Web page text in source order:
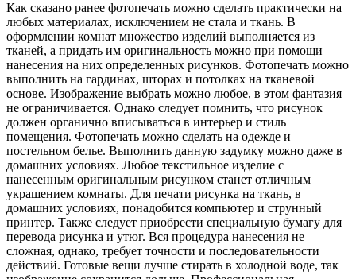
Как сказано ранее фотопечать можно сделать практически на
любых материалах, исключением не стала и ткань. В
оформлении комнат множество изделий выполняется из
тканей, а придать им оригинальность можно при помощи
нанесения на них определенных рисунков. Фотопечать можно
выполнить на гардинах, шторах и потолках на тканевой
основе. Изображение выбрать можно любое, в этом фантазия
не ограничивается. Однако следует помнить, что рисунок
должен органично вписываться в интерьер и стиль
помещения. Фотопечать можно сделать на одежде и
постельном белье. Выполнить данную задумку можно даже в
домашних условиях. Любое текстильное изделие с
нанесенным оригинальным рисунком станет отличным
украшением комнаты. Для печати рисунка на ткань, в
домашних условиях, понадобится компьютер и струнный
принтер. Также следует приобрести специальную бумагу для
перевода рисунка и утюг. Вся процедура нанесения не
сложная, однако, требует точности и последовательности
действий. Готовые вещи лучше стирать в холодной воде, так